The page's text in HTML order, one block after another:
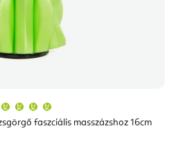
faszciális masszázshoz 16cm
átlagos
értékelése